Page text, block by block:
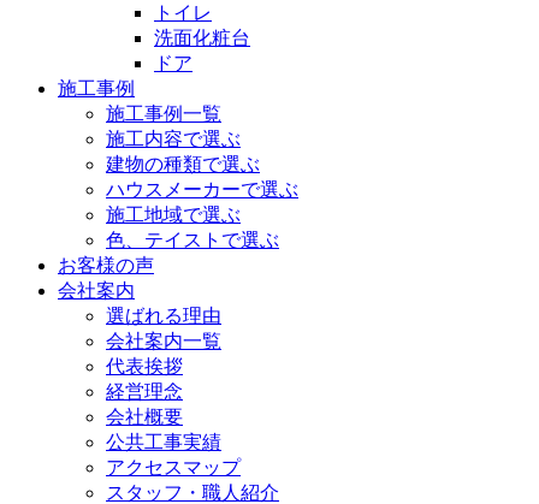
トイレ
洗面化粧台
ドア
施工事例
施工事例一覧
施工内容で選ぶ
建物の種類で選ぶ
ハウスメーカーで選ぶ
施工地域で選ぶ
色、テイストで選ぶ
お客様の声
会社案内
選ばれる理由
会社案内一覧
代表挨拶
経営理念
会社概要
公共工事実績
アクセスマップ
スタッフ・職人紹介